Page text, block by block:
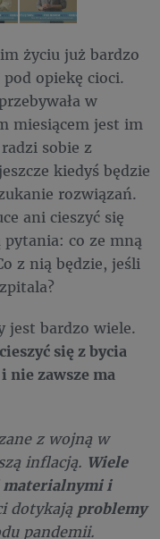
życiu już bardzo
opiekę cioci.
w
miesiącem jest im
sobie z
kiedyś będzie
rozwiązań.
ani cieszyć się
co ze mną
z nią będzie, jeśli
jest bardzo wiele.
się z bycia
nie zawsze ma
z wojną w
inflacją. Wiele
materialnymi i
dotykają problemy
pandemii.